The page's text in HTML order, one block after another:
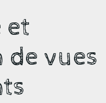
et
de vues